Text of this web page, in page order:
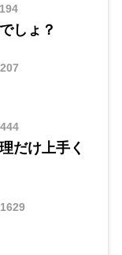
しょ？
だけ上手く